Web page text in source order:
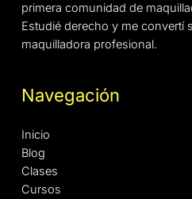
primera comunidad de
Estudié derecho y me convertí
maquilladora profesional.
Navegación
Inicio
Blog
Clases
Cursos